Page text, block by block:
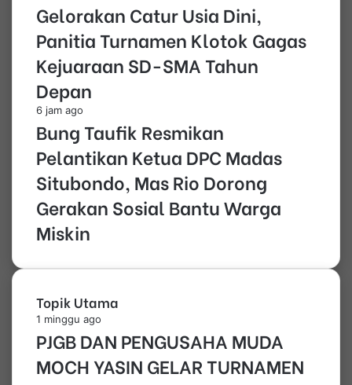
Gelorakan Catur Usia Dini,
Panitia Turnamen Klotok Gagas
Kejuaraan SD-SMA Tahun
Depan
6 jam ago
Bung Taufik Resmikan
Pelantikan Ketua DPC Madas
Situbondo, Mas Rio Dorong
Gerakan Sosial Bantu Warga
Miskin
Topik Utama
1 minggu ago
PJGB DAN PENGUSAHA MUDA
MOCH YASIN GELAR TURNAMEN